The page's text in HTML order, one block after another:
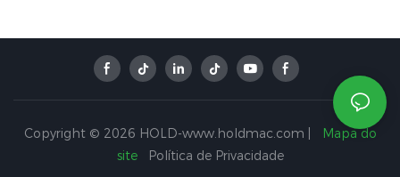
Copyright © 2026 HOLD-www.holdmac.com |
Mapa do
site
Política de Privacidade